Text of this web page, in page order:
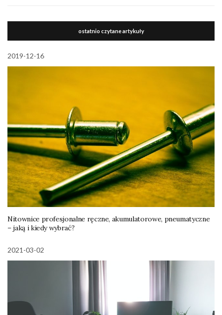
ostatnio czytane artykuły
2019-12-16
Nitownice profesjonalne ręczne, akumulatorowe, pneumatyczne
– jaką i kiedy wybrać?
2021-03-02